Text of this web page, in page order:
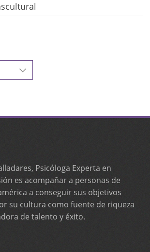
Psicóloga Experta en
es acompañar a personas de
a conseguir sus objetivos
su cultura como fuente de riqueza
de talento y éxito.